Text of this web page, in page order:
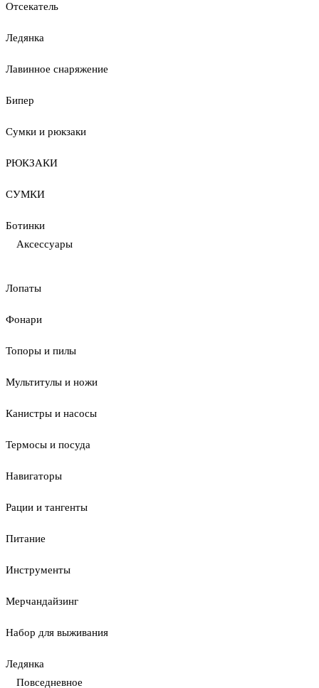
Отсекатель
Ледянка
Лавинное снаряжение
Бипер
Сумки и рюкзаки
РЮКЗАКИ
СУМКИ
Ботинки
Аксессуары
Лопаты
Фонари
Топоры и пилы
Мультитулы и ножи
Канистры и насосы
Термосы и посуда
Навигаторы
Рации и тангенты
Питание
Инструменты
Мерчандайзинг
Набор для выживания
Ледянка
Повседневное